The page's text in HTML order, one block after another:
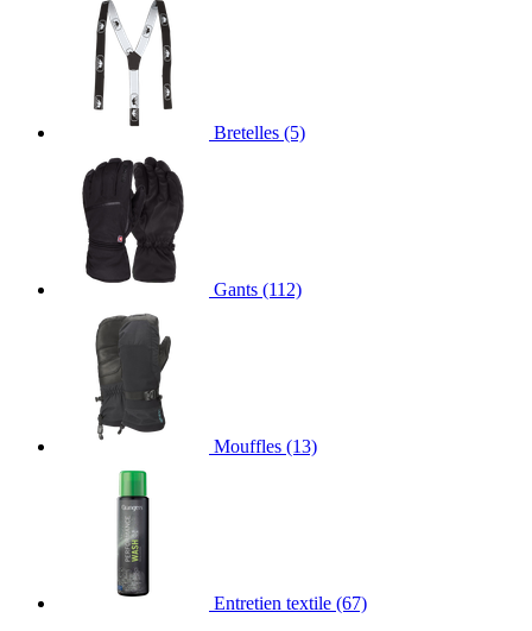
Bretelles (5)
Gants (112)
Mouffles (13)
Entretien textile (67)